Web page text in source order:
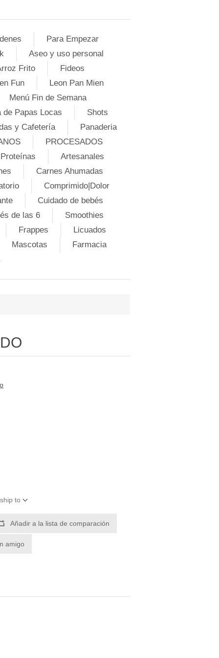
Para Empezar
Aseo y uso personal
Frito
Fideos
Fun
Leon Pan Mien
Menú Fin de Semana
de Papas Locas
Shots
y Cafetería
Panaderia
PROCESADOS
Proteínas
Artesanales
Carnes Ahumadas
Comprimido|Dolor
Cuidado de bebés
de las 6
Smoothies
Frappes
Licuados
Mascotas
Farmacia
to